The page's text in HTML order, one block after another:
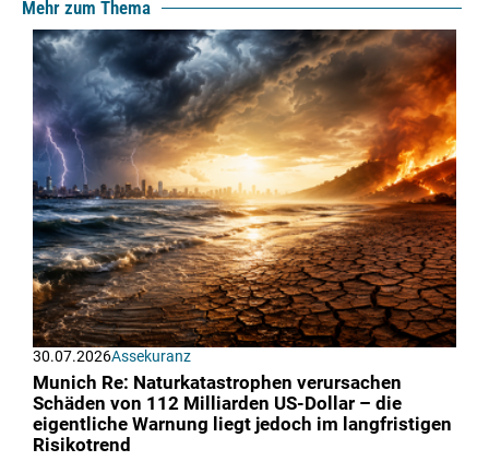
Mehr zum Thema
30.07.2026Assekuranz
Munich Re: Naturkatastrophen verursachen
Schäden von 112 Milliarden US-Dollar – die
eigentliche Warnung liegt jedoch im langfristigen
Risikotrend